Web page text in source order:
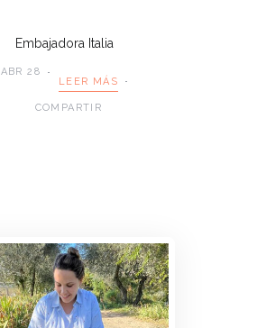
Embajadora Italia
ABR 28
LEER MÁS
COMPARTIR